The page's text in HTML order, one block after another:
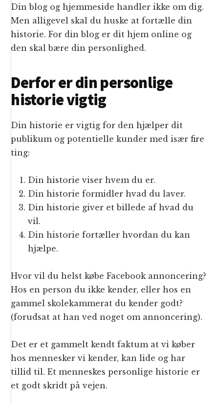
Din blog og hjemmeside handler ikke om dig.
Men alligevel skal du huske at fortælle din
historie. For din blog er dit hjem online og
den skal bære din personlighed.
Derfor er din personlige
historie vigtig
Din historie er vigtig for den hjælper dit
publikum og potentielle kunder med især fire
ting:
Din historie viser hvem du er.
Din historie formidler hvad du laver.
Din historie giver et billede af hvad du
vil.
Din historie fortæller hvordan du kan
hjælpe.
Hvor vil du helst købe Facebook annoncering?
Hos en person du ikke kender, eller hos en
gammel skolekammerat du kender godt?
(forudsat at han ved noget om annoncering).
Det er et gammelt kendt faktum at vi køber
hos mennesker vi kender, kan lide og har
tillid til. Et menneskes personlige historie er
et godt skridt på vejen.